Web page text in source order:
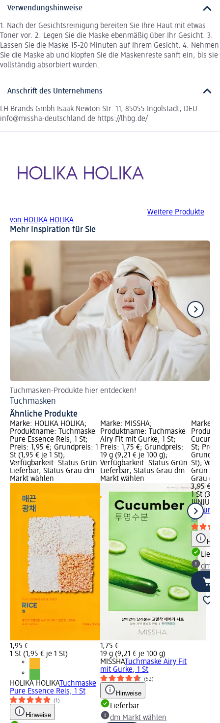
Verwendungshinweise
1. Nach der Gesichtsreinigung bereiten Sie Ihre Haut mit etwas
Toner vor. 2. Legen Sie die Maske ebenmäßig über Ihr Gesicht. 3.
Lassen Sie die Maske 15-20 Minuten auf Ihrem Gesicht. 4. Nehmen
Sie die Maske ab und klopfen Sie die Maskenreste sanft ein, bis sie
vollständig absorbiert wurden.
Anschrift des Unternehmens
LH Brands Gmbh Isaak Newton Str. 11, 85055 Ingolstadt, DEU
info@missha-deutschland.de https://lhbg.de/
Weitere Produkte
von HOLIKA HOLIKA
Mehr Inspiration für Sie
Tuchmasken-Produkte hier entdecken!
Tuchmasken
Ähnliche Produkte
Marke: HOLIKA HOLIKA;
Produktname: Tuchmaske
Pure Essence Reis, 1 St;
Preis: 1,95 €; Grundpreis: 1
St (1,95 € je 1 St);
Verfügbarkeit: Status Grün
Lieferbar, Status Grau dm
Markt wählen
1,95 €
1 St (1,95 € je 1 St)
HOLIKA HOLIKATuchmaske
Pure Essence Reis, 1 St
(1)
Hinweise
Marke: MISSHA;
Produktname: Tuchmaske
Airy Fit mit Gurke, 1 St;
Preis: 1,75 €; Grundpreis:
19 g (9,21 € je 100 g);
Verfügbarkeit: Status Grün
Lieferbar, Status Grau dm
Markt wählen
1,75 €
19 g (9,21 € je 100 g)
MISSHATuchmaske Airy Fit
mit Gurke, 1 St
(52)
Hinweise
Lieferbar
dm Markt wählen
Marke:
St;
St);
Grün
Grau
3,95 €
1 St
JiiNJU
St
dm